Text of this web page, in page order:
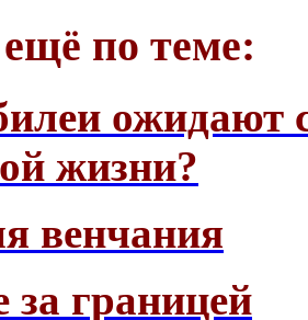
по теме:
ожидают
жизни?
венчания
за границей